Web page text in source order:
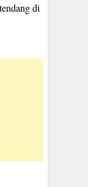
di